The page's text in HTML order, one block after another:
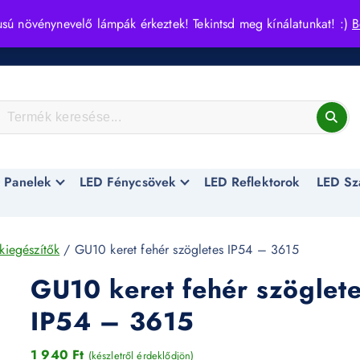
növénynevelő lámpák érkeztek! Tekintsd meg kínálatunkat! :)
Panelek LED Fénycsövek LED Reflektorok LED
/ GU10 keret fehér szögletes IP54 – 3615
GU10 keret fehér
IP54 – 3615
1 940 Ft (készletről érdeklődjön)